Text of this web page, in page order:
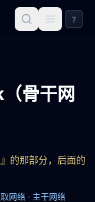
?
骨干网
的那部分，后面的
网络 · 主干网络